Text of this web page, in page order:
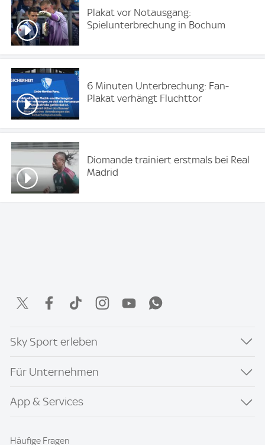
Plakat vor Notausgang:
Spielunterbrechung in Bochum
6 Minuten Unterbrechung: Fan-
Plakat verhängt Fluchttor
Diomande trainiert erstmals bei Real
Madrid
Sky Sport erleben
Für Unternehmen
App & Services
Häufige Fragen